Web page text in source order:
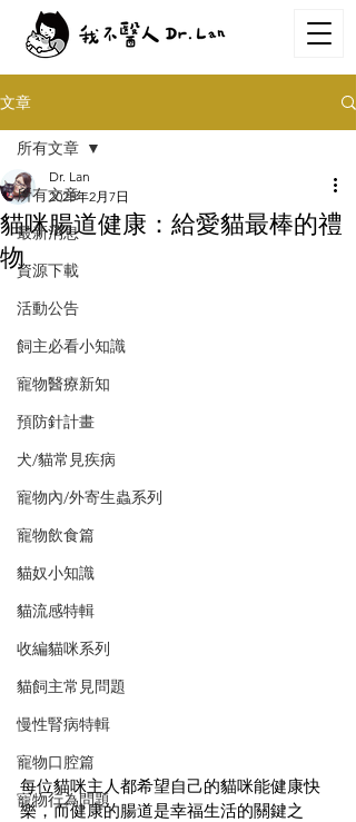
文章
所有文章
最新消息
資源下載
活動公告
飼主必看小知識
寵物醫療新知
預防針計畫
犬/貓常見疾病
寵物內/外寄生蟲系列
寵物飲食篇
貓奴小知識
貓流感特輯
收編貓咪系列
貓飼主常見問題
慢性腎病特輯
寵物口腔篇
寵物行為問題
所有文章
貓咪腸道健康：給愛貓最棒的禮
物
Dr. Lan
2025年2月7日
每位貓咪主人都希望自己的貓咪能健康快
樂，而健康的腸道是幸福生活的關鍵之